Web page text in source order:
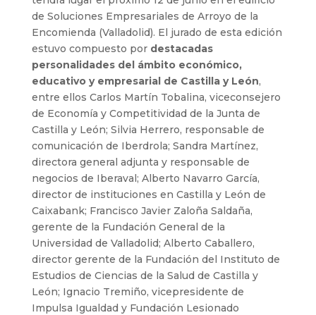
de Soluciones Empresariales de Arroyo de la
Encomienda (Valladolid). El jurado de esta edición
estuvo compuesto por destacadas
personalidades del ámbito económico,
educativo y empresarial de Castilla y León,
entre ellos Carlos Martín Tobalina, viceconsejero
de Economía y Competitividad de la Junta de
Castilla y León; Silvia Herrero, responsable de
comunicación de Iberdrola; Sandra Martínez,
directora general adjunta y responsable de
negocios de Iberaval; Alberto Navarro García,
director de instituciones en Castilla y León de
Caixabank; Francisco Javier Zaloña Saldaña,
gerente de la Fundación General de la
Universidad de Valladolid; Alberto Caballero,
director gerente de la Fundación del Instituto de
Estudios de Ciencias de la Salud de Castilla y
León; Ignacio Tremiño, vicepresidente de
Impulsa Igualdad y Fundación Lesionado